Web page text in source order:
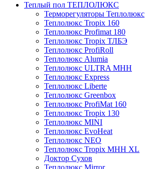
Теплый пол ТЕПЛОЛЮКС
Терморегуляторы Теплолюкс
Теплолюкс Tropix 160
Теплолюкс Profimat 180
Теплолюкс Tropix ТЛБЭ
Теплолюкс ProfiRoll
Теплолюкс Alumia
Теплолюкс ULTRA МНН
Теплолюкс Express
Теплолюкс Liberte
Теплолюкс Greenbox
Теплолюкс ProfiMat 160
Теплолюкс Tropix 130
Теплолюкс MINI
Теплолюкс EvoHeat
Теплолюкс NEO
Теплолюкс Tropix МНН XL
Доктор Сухов
Теплолюкс Mirror